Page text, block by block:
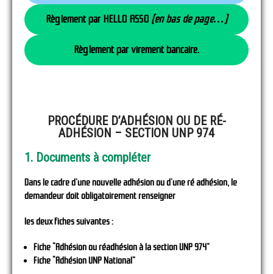
Règlement par HELLO ASSO (en bas de page…)
Règlement par virement bancaire.
PROCÉDURE D’ADHÉSION OU DE RÉ-
ADHÉSION – SECTION UNP 974
1. Documents à compléter
Dans le cadre d’une nouvelle adhésion ou d’une ré adhésion, le
demandeur doit obligatoirement renseigner
les deux fiches suivantes :
Fiche “Adhésion ou réadhésion à la section UNP 974”
Fiche “Adhésion UNP National”